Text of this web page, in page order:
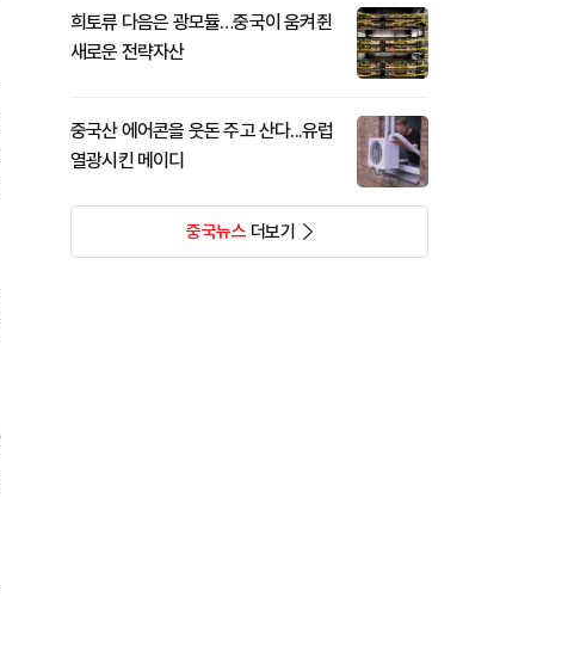
희토류 다음은 광모듈…중국이 움켜쥔
새로운 전략자산
중국산 에어콘을 웃돈 주고 산다...유럽
열광시킨 메이디
중국뉴스더보기